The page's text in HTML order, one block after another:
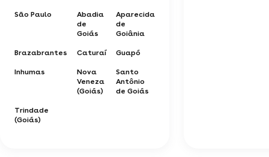
São Paulo
Abadia
de
Goiás
Aparecida
de
Goiânia
Brazabrantes Caturaí Guapó
Inhumas
Nova
Veneza
(Goiás)
Santo
Antônio
de Goiás
Trindade
(Goiás)